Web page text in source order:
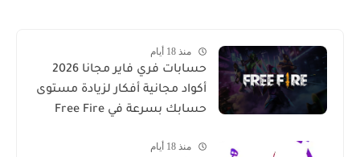
منذ 18 أيام
حسابات فري فاير مجانا 2026
أكواد مجانية أفكار لزيادة مستوى
حسابك بسرعة في Free Fire
منذ 18 أيام